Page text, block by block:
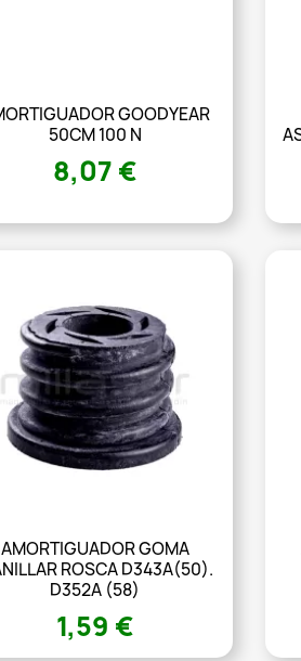
GOODYEAR
50CM 100 N
8,07 €
AMORTIGUADOR GOMA
ROSCA D343A(50).
D352A (58)
1,59 €